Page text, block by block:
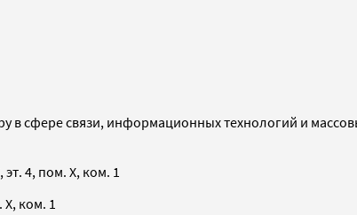
в сфере связи, информационных технологий и
4, пом. X, ком. 1
X, ком. 1